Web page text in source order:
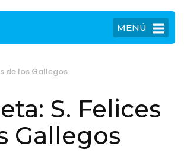
MENÚ
de los Gallegos
S. Felices
Gallegos